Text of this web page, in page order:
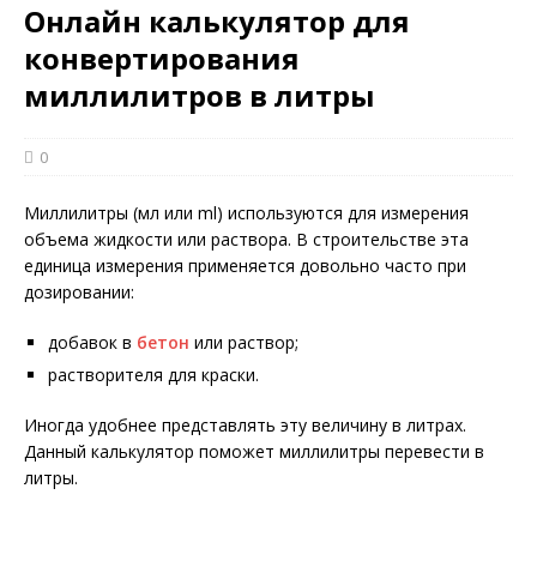
Онлайн калькулятор для
конвертирования
миллилитров в литры
0
Миллилитры (мл или ml) используются для измерения
объема жидкости или раствора. В строительстве эта
единица измерения применяется довольно часто при
дозировании:
добавок в бетон или раствор;
растворителя для краски.
Иногда удобнее представлять эту величину в литрах.
Данный калькулятор поможет миллилитры перевести в
литры.